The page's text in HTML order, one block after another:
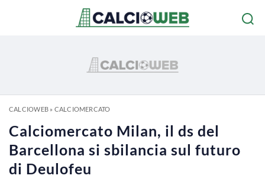
CALCIOWEB» CALCIOMERCATO
Calciomercato Milan, il ds del
Barcellona si sbilancia sul futuro
di Deulofeu